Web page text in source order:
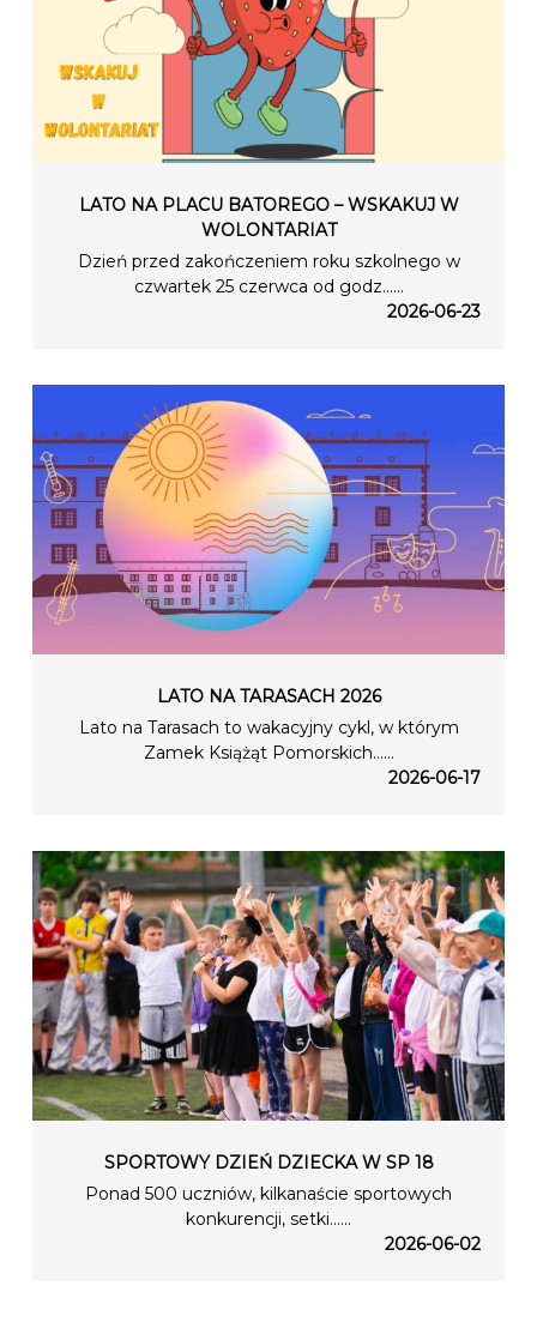
LATO NA PLACU BATOREGO – WSKAKUJ W
WOLONTARIAT
Dzień przed zakończeniem roku szkolnego w
czwartek 25 czerwca od godz…...
2026-06-23
LATO NA TARASACH 2026
Lato na Tarasach to wakacyjny cykl, w którym
Zamek Książąt Pomorskich…...
2026-06-17
SPORTOWY DZIEŃ DZIECKA W SP 18
Ponad 500 uczniów, kilkanaście sportowych
konkurencji, setki…...
2026-06-02